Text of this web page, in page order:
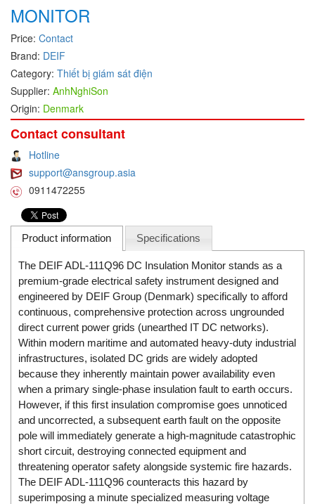
DEIF
Delmhorst VietNam
Delta Ohm
Delta sensor
Delta-mobrey
DEMA Engineering/ Foam- IT
DESAX
DET-TRONICS
Deublin
Diakont
Dias Infrared
DINA Elektronik
Dinel
Di-Soric
Di-Soric
Dixon Valve
Doctor Led Vietnam
DOLD - Autho ANS
Dold Vietnam
Dongdo Tech
Donghwa Valve
Dongkun
MONITOR
Price: Contact
Brand: DEIF
Category: Thiết bị giám sát điện
Supplier: AnhNghiSon
Origin: Denmark
Contact consultant
Hotline
support@ansgroup.asia
0911472255
Product information Specifications
The DEIF ADL-111Q96 DC Insulation Monitor stands as a
premium-grade electrical safety instrument designed and
engineered by DEIF Group (Denmark) specifically to afford
continuous, comprehensive protection across ungrounded
direct current power grids (unearthed IT DC networks).
Within modern maritime and automated heavy-duty industrial
infrastructures, isolated DC grids are widely adopted
because they inherently maintain power availability even
when a primary single-phase insulation fault to earth occurs.
However, if this first insulation compromise goes unnoticed
and uncorrected, a subsequent earth fault on the opposite
pole will immediately generate a high-magnitude catastrophic
short circuit, destroying connected equipment and
threatening operator safety alongside systemic fire hazards.
The DEIF ADL-111Q96 counteracts this hazard by
superimposing a minute specialized measuring voltage